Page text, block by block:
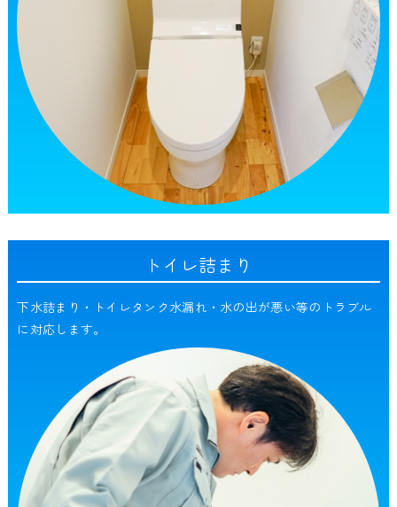
トイレ詰まり
下水詰まり・トイレタンク水漏れ・水の出が悪い等のトラブル
に対応します。